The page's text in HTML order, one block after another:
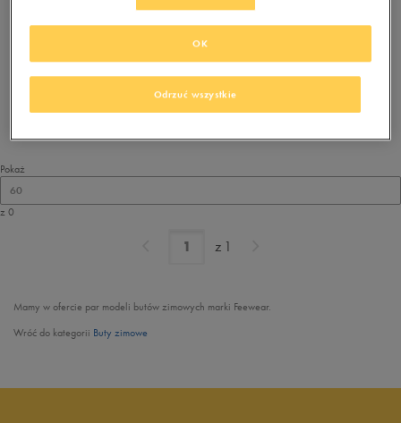
Brak produktów do wyświetlenia
Zmień kryteria wyszukiwania lub
usuń wybrane filtry
Pokaż
60
z 0
z 1
Mamy w ofercie par modeli butów zimowych marki Feewear.
Wróć do kategorii Buty zimowe
Odrzuć wszystkie
OK